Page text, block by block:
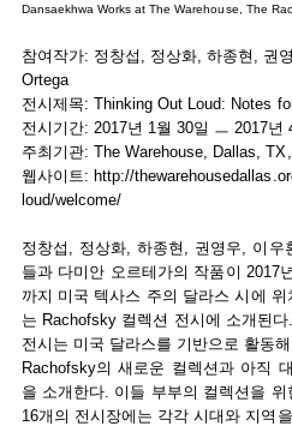
Dansaekhwa Works at The Warehouse, The
참여작가: 정창섭, 정상화, 하종현, 권
Ortega
전시제목: Thinking Out Loud: Notes
전시기간: 2017년 1월 30일 ㅡ 2017년
주최기관: The Warehouse, Dallas,
웹사이트: http://
loud/welcome/
정창섭, 정상화, 하종현, 권영우, 이
들과 다미안 오르테가의 작품이 2017
까지 미국 텍사스 주의 달라스 시에
는 Rachofsky 컬렉션 전시에 소개된
전시는 미국 달라스를 기반으로 활동
Rachofsky의 새로운 컬렉션과 아직
을 소개한다. 이들 부부의 컬렉션을
16개의 전시장에는 각각 시대와 지역